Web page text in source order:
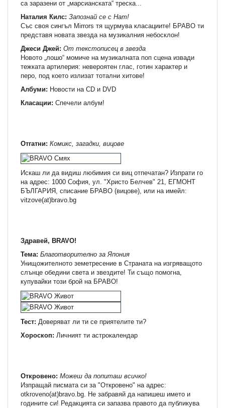
са заразени от „марсианската“ треска...
Наталия Килс: Запознай се с Нат!
Със своя сингъл Mirrors тя щурмува класациите! БРАВО ти
представя новата звезда на музикалния небосклон!
Джеси Джей: От текстописец в звезда
Новото „лошо“ момиче на музикалната поп сцена извади
тежката артилерия: невероятен глас, готин характер и
перо, под което излизат тотални хитове!
Албуми: Новости на СD и DVD
Класации: Спечели албум!
Отгатни: Комикс, загадки, вицове
Искаш ли да видиш любимия си виц отпечатан? Изпрати го
на адрес: 1000 София, ул. "Христо Белчев" 21, ЕГМОНТ
БЪЛГАРИЯ, списание БРАВО (вицове), или на имейл:
vitzove(at)bravo.bg
Здравей, BRAVO!
Тема: Благотворително за Япония
Унищожителното земетресение в Страната на изгряващото
слънце обедини света и звездите! Ти също помогна,
купувайки този брой на БРАВО!
Тест: Доверяват ли ти се приятелите ти?
Хороскоп: Личният ти астрокалендар
Откровено: Можеш да попиташ всичко!
Изпращай писмата си за "Откровено" на адрес:
otkroveno(at)bravo.bg. Не забравяй да напишеш името и
годините си! Редакцията си запазва правото да публикува